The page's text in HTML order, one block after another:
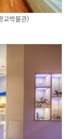
교박물관)